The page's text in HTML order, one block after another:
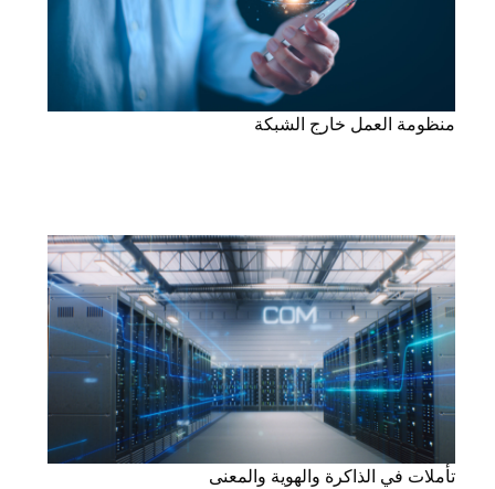
منظومة العمل خارج الشبكة
تأملات في الذاكرة والهوية والمعنى